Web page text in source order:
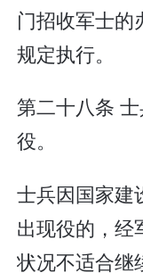
门招收军士的
规定执行。
第二十八条
役。
士兵因国家建
出现役的，经
状况不适合继